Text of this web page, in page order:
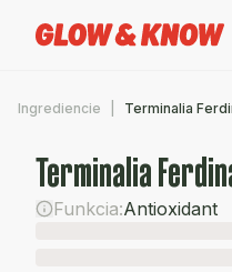
Ingrediencie Terminalia
Terminalia
Funkcia:Antioxidant